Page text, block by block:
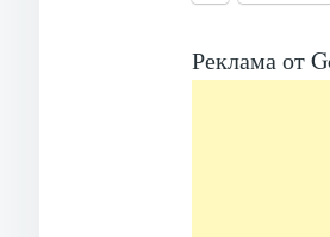
Реклама от